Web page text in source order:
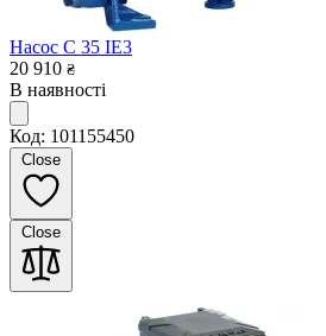
Насос C 35 IE3
20 910 ₴
В наявності
Код: 101155450
Close
Close